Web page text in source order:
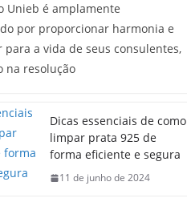
Unieb é amplamente
por proporcionar harmonia e
para a vida de seus consulentes,
na resolução
Dicas essenciais de como
limpar prata 925 de
forma eficiente e segura
11 de junho de 2024